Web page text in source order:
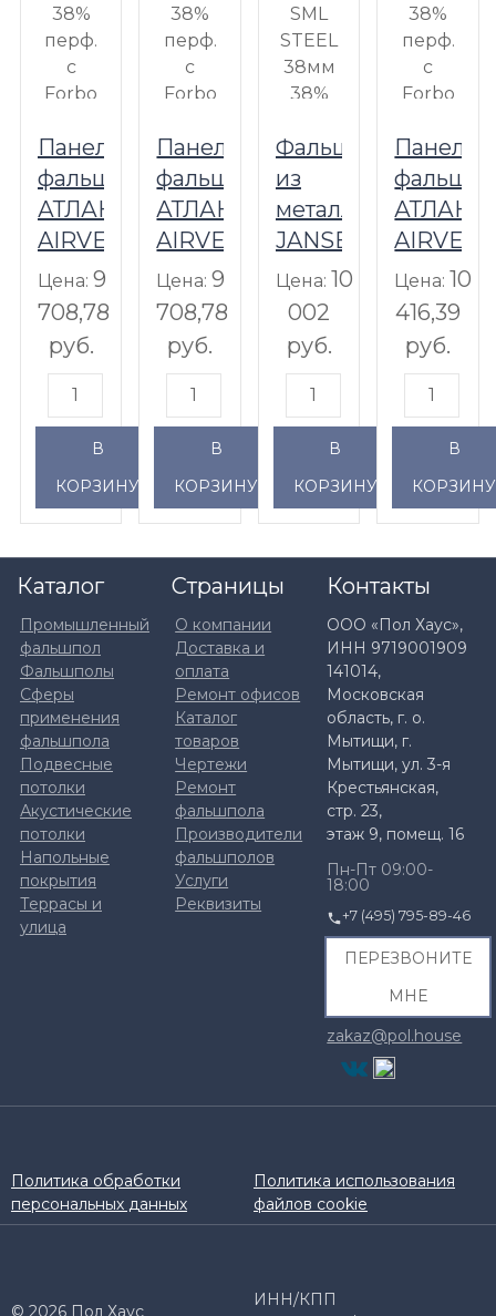
Панель
фальшпола
АТЛАНТА
AIRVENT
38%
перф.
Forbo
Emerald
Evex
50004
Цена: 9
708,78
руб.
В
КОРЗИНУ
Панель
фальшпола
АТЛАНТА
AIRVENT
38%
перф.
Forbo
Emerald
Evex
50004
Цена:9
708,78
руб.
В
КОРЗИНУ
Фальшпол
из
металла
JANSEN
SML
STEEL
38мм
38%
перфорированный
с
антистатическим
пвх
Цена: 10
002
руб.
В
КОРЗИНУ
Панель
AIRVENT
38%
перф.
Forbo
Emerald
Evex
Цена: 10
416,39
руб.
В
КОРЗИНУ
Контакты
ООО «Пол Хаус»,
ИНН 9719001909
141014,
Московская
область, г. о.
Мытищи, г.
Мытищи, ул. 3-я
Крестьянская,
стр. 23,
этаж 9, помещ. 16
Пн-Пт 09:00-
18:00
+7 (495) 795-89-46
ПЕРЕЗВОНИТЕ
МНЕ
zakaz@pol.house
Каталог
Промышленный
фальшпол
Фальшполы
Сферы
применения
фальшпола
Подвесные
потолки
Акустические
потолки
Напольные
покрытия
Террасы и
улица
Страницы
О компании
Доставка и
оплата
Ремонт офисов
Каталог
товаров
Чертежи
Ремонт
фальшпола
Производители
фальшполов
Услуги
Реквизиты
Политика обработки
персональных данных
Политика использования
файлов cookie
© 2026 Пол Хаус
ИНН/КПП